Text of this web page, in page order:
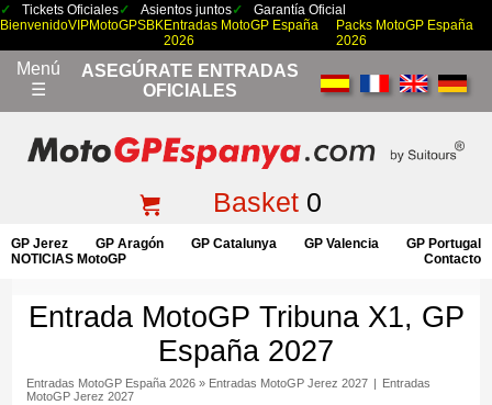
Tickets Oficiales Asientos juntos
Garantía Oficial
BienvenidoVIPMotoGPSBKEntradas MotoGP España
2026
Packs MotoGP España
2026
Menú
☰
ASEGÚRATE ENTRADAS
OFICIALES
Basket0
GP Jerez GP Aragón GP Catalunya GP Valencia
GP Portugal
NOTICIAS MotoGP
Contacto
Entrada MotoGP Tribuna X1, GP
España 2027
Entradas MotoGP España 2026» Entradas MotoGP Jerez 2027 | Entradas
MotoGP Jerez 2027